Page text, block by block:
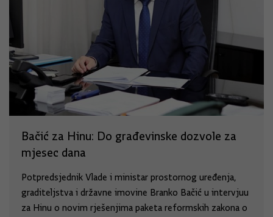
Bačić za Hinu: Do građevinske dozvole za
mjesec dana
Potpredsjednik Vlade i ministar prostornog uređenja,
graditeljstva i državne imovine Branko Bačić u intervjuu
za Hinu o novim rješenjima paketa reformskih zakona o